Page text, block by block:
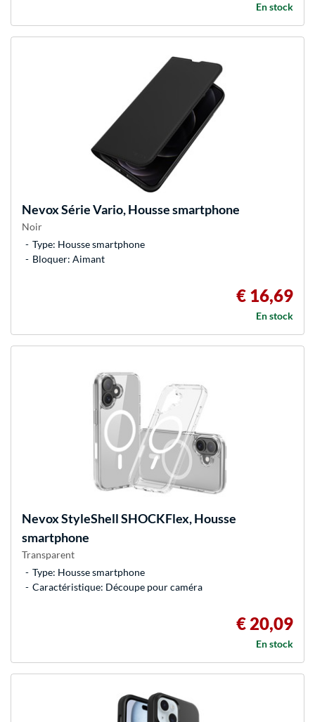
En stock
NevoxSérie Vario, Housse smartphone
Noir
Type: Housse smartphone
Bloquer: Aimant
€ 16,69
En stock
NevoxStyleShell SHOCKFlex, Housse
smartphone
Transparent
Type: Housse smartphone
Caractéristique: Découpe pour caméra
€ 20,09
En stock